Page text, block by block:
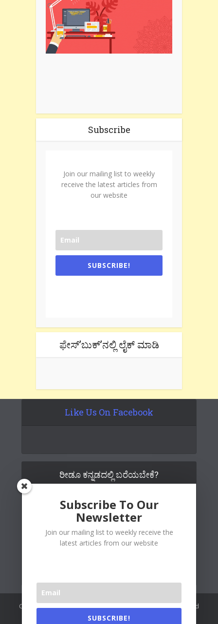
Subscribe
Join our mailing list to weekly
receive the latest articles from
our website
SUBSCRIBE!
ಫೇಸ್’ಬುಕ್’ನಲ್ಲಿ ಲೈಕ್ ಮಾಡಿ
Like Us On Facebook
ರೀಡೂ ಕನ್ನಡದಲ್ಲಿ ಬರೆಯಬೇಕೆ?
Copywrite© 2026 Readoo Media Private Limited. Created and
maintained byThe Web People
Subscribe To Our
Newsletter
Join our mailing list to weekly receive the
latest articles from our website
SUBSCRIBE!